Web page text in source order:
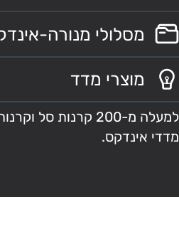
מסלולי מנורה-
מוצרי מדד
למעלה מ-200 קרנות
מדדי אינדקס.